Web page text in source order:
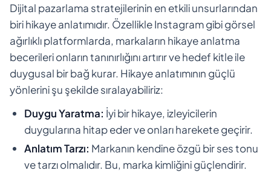
Dijital pazarlama stratejilerinin en etkili unsurlarından
biri hikaye anlatımıdır. Özellikle Instagram gibi görsel
ağırlıklı platformlarda, markaların hikaye anlatma
becerileri onların tanınırlığını artırır ve hedef kitle ile
duygusal bir bağ kurar. Hikaye anlatımının güçlü
yönlerini şu şekilde sıralayabiliriz:
Duygu Yaratma: İyi bir hikaye, izleyicilerin
duygularına hitap eder ve onları harekete geçirir.
Anlatım Tarzı: Markanın kendine özgü bir ses tonu
ve tarzı olmalıdır. Bu, marka kimliğini güçlendirir.